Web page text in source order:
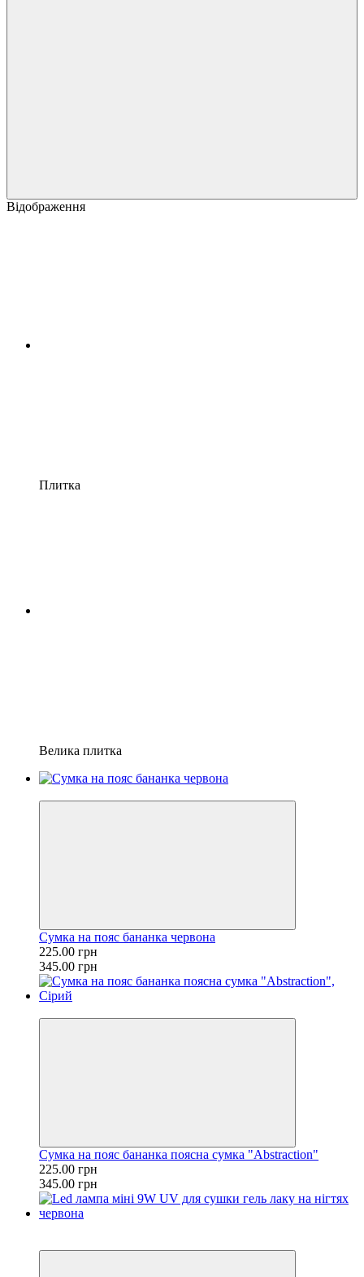
Відображення
Плитка
Велика плитка
Сумка на пояс бананка червона
225.00 грн
345.00 грн
Сумка на пояс бананка поясна сумка "Abstraction"
225.00 грн
345.00 грн